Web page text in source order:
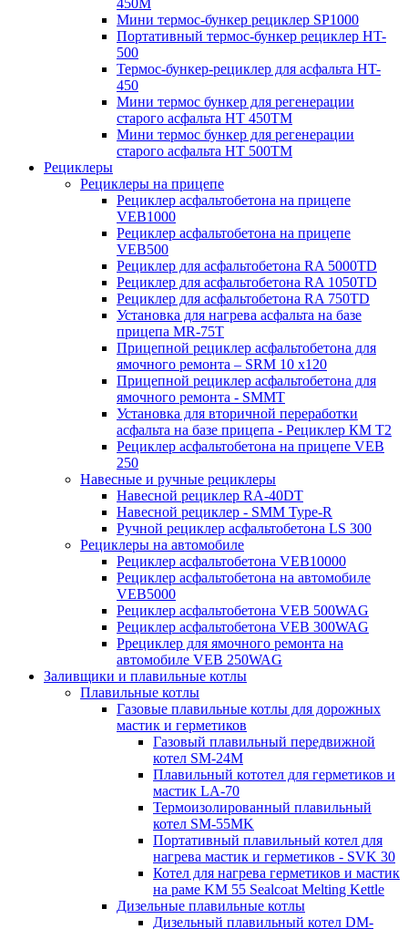
450M
Мини термос-бункер рециклер SP1000
Портативный термос-бункер рециклер HT-
500
Термос-бункер-рециклер для асфальта HT-
450
Мини термос бункер для регенерации
старого асфальта НТ 450ТМ
Мини термос бункер для регенерации
старого асфальта НТ 500ТМ
Рециклеры
Рециклеры на прицепе
Рециклер асфальтобетона на прицепе
VEB1000
Рециклер асфальтобетона на прицепе
VEB500
Рециклер для асфальтобетона RA 5000TD
Рециклер для асфальтобетона RA 1050TD
Рециклер для асфальтобетона RA 750TD
Установка для нагрева асфальта на базе
прицепа MR-75T
Прицепной рециклер асфальтобетона для
ямочного ремонта – SRM 10 x120
Прицепной рециклер асфальтобетона для
ямочного ремонта - SMMT
Установка для вторичной переработки
асфальта на базе прицепа - Рециклер КМ T2
Рециклер асфальтобетона на прицепе VEB
250
Навесные и ручные рециклеры
Навесной рециклер RA-40DT
Навесной рециклер - SMM Type-R
Ручной рециклер асфальтобетона LS 300
Рециклеры на автомобиле
Рециклер асфальтобетона VEB10000
Рециклер асфальтобетона на автомобиле
VEB5000
Рециклер асфальтобетона VEB 500WAG
Рециклер асфальтобетона VEB 300WAG
Ррециклер для ямочного ремонта на
автомобиле VEB 250WAG
Заливщики и плавильные котлы
Плавильные котлы
Газовые плавильные котлы для дорожных
мастик и герметиков
Газовый плавильный передвижной
котел SM-24M
Плавильный кототел для герметиков и
мастик LA-70
Термоизолированный плавильный
котел SM-55MK
Портативный плавильный котел для
нагрева мастик и герметиков - SVK 30
Котел для нагрева герметиков и мастик
на раме KM 55 Sealcoat Melting Kettle
Дизельные плавильные котлы
Дизельный плавильный котел DM-